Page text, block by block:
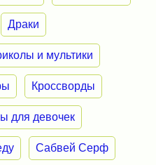
Драки
и мультики
Кроссворды
для девочек
Сабвей Серф